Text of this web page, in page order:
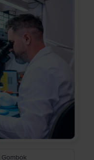
Gombok